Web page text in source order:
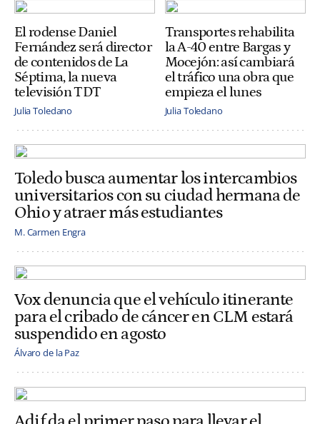
El rodense Daniel
Fernández será director
de contenidos de La
Séptima, la nueva
televisión TDT
Julia Toledano
Transportes rehabilita
la A-40 entre Bargas y
Mocejón: así cambiará
el tráfico una obra que
empieza el lunes
Julia Toledano
Toledo busca aumentar los intercambios
universitarios con su ciudad hermana de
Ohio y atraer más estudiantes
M. Carmen Engra
Vox denuncia que el vehículo itinerante
para el cribado de cáncer en CLM estará
suspendido en agosto
Álvaro de la Paz